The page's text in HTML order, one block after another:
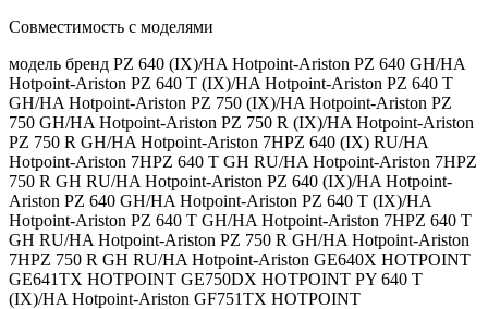
Совместимость с моделями
модель бренд PZ 640 (IX)/HA Hotpoint-Ariston PZ 640 GH/HA
Hotpoint-Ariston PZ 640 T (IX)/HA Hotpoint-Ariston PZ 640 T
GH/HA Hotpoint-Ariston PZ 750 (IX)/HA Hotpoint-Ariston PZ
750 GH/HA Hotpoint-Ariston PZ 750 R (IX)/HA Hotpoint-Ariston
PZ 750 R GH/HA Hotpoint-Ariston 7HPZ 640 (IX) RU/HA
Hotpoint-Ariston 7HPZ 640 T GH RU/HA Hotpoint-Ariston 7HPZ
750 R GH RU/HA Hotpoint-Ariston PZ 640 (IX)/HA Hotpoint-
Ariston PZ 640 GH/HA Hotpoint-Ariston PZ 640 T (IX)/HA
Hotpoint-Ariston PZ 640 T GH/HA Hotpoint-Ariston 7HPZ 640 T
GH RU/HA Hotpoint-Ariston PZ 750 R GH/HA Hotpoint-Ariston
7HPZ 750 R GH RU/HA Hotpoint-Ariston GE640X HOTPOINT
GE641TX HOTPOINT GE750DX HOTPOINT PY 640 T
(IX)/HA Hotpoint-Ariston GF751TX HOTPOINT